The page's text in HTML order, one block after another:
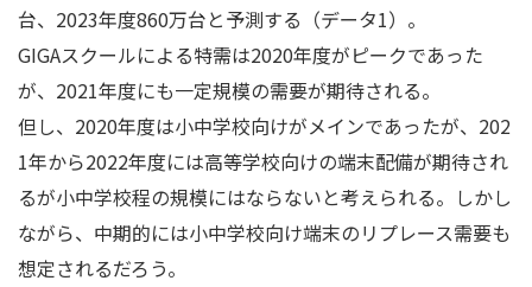
台、2023年度860万台と予測する（データ1）。
GIGAスクールによる特需は2020年度がピークであった
が、2021年度にも一定規模の需要が期待される。
但し、2020年度は小中学校向けがメインであったが、202
1年から2022年度には高等学校向けの端末配備が期待され
るが小中学校程の規模にはならないと考えられる。しかし
ながら、中期的には小中学校向け端末のリプレース需要も
想定されるだろう。